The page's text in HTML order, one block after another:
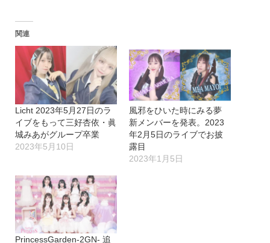
関連
Licht 2023年5月27日のラ
イブをもって三好杏依・眞
城みあがグループ卒業
2023年5月10日
風邪をひいた時にみる夢
新メンバーを発表。2023
年2月5日のライブでお披
露目
2023年1月5日
PrincessGarden-2GN- 追